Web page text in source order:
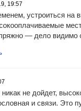
19:57
устроиться на
— дело видимо
никак не дойдет,
и связи. Это